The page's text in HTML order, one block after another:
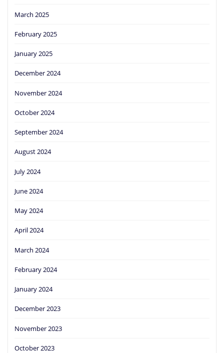
March 2025
February 2025
January 2025
December 2024
November 2024
October 2024
September 2024
August 2024
July 2024
June 2024
May 2024
April 2024
March 2024
February 2024
January 2024
December 2023
November 2023
October 2023